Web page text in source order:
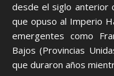
desde el siglo anterior
que opuso al Imperio
emergentes como
Bajos (Provincias
que duraron años